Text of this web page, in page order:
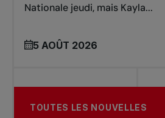
Nationale jeudi, mais Kayla...
5 AOÛT 2026
TOUTES LES NOUVELLES